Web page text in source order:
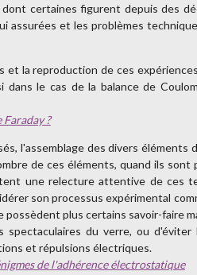
certaines figurent depuis des
assurées et les problèmes
et la reproduction de ces
le cas de la balance de
?
l'assemblage des divers éléments
de ces éléments, quand ils sont
une relecture attentive de ces
son processus expérimental
possèdent plus certains savoir-faire
du verre, ou d'éviter
et répulsions électriques.
de l'adhérence électrostatique